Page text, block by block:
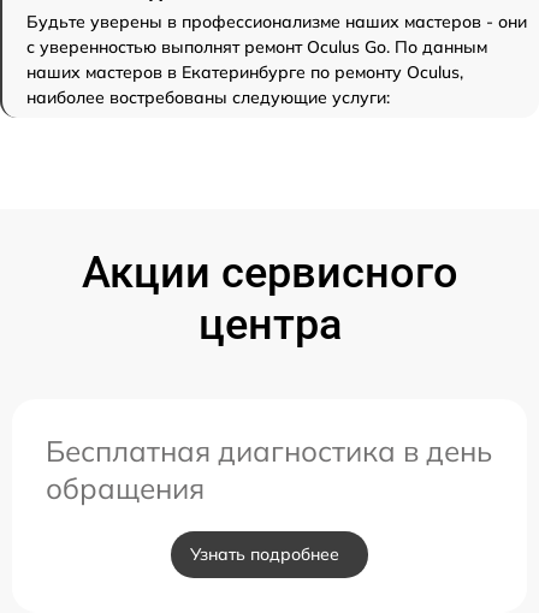
Будьте уверены в профессионализме наших мастеров - они
с уверенностью выполнят ремонт Oculus Go. По данным
наших мастеров в Екатеринбурге по ремонту Oculus,
наиболее востребованы следующие услуги:
Акции сервисного
центра
Бесплатная диагностика в день
обращения
Узнать подробнее